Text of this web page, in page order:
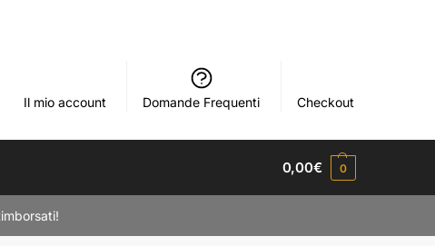
Il mio account Domande Frequenti Checkout
0,00€ 0